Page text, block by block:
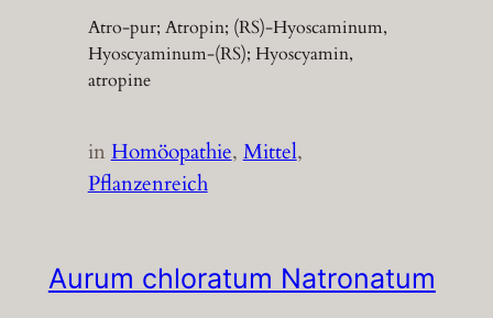
Atro-pur; Atropin; (RS)-Hyoscaminum,
Hyoscyaminum-(RS); Hyoscyamin,
atropine
inHomöopathie, Mittel
Pflanzenreich
Aurum chloratum Natronatum